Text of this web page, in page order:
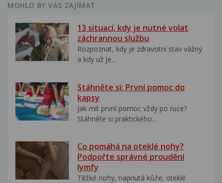
MOHLO BY VÁS ZAJÍMAT
13 situací, kdy je nutné volat
záchrannou službu
Rozpoznat, kdy je zdravotní stav vážný
a kdy už je...
Stáhněte si: První pomoc do
kapsy
Jak mít první pomoc vždy po ruce?
Stáhněte si praktického...
Co pomáhá na oteklé nohy?
Podpořte správné proudění
lymfy
Těžké nohy, napnutá kůže, oteklé